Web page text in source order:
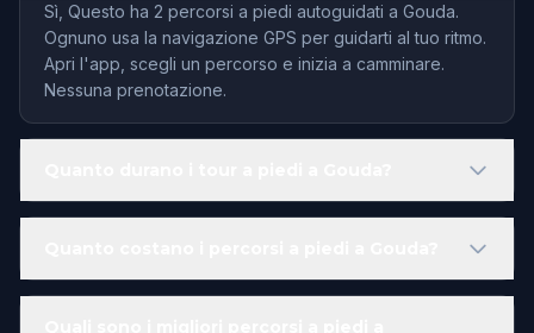
Sì, Questo ha 2 percorsi a piedi autoguidati a Gouda.
Ognuno usa la navigazione GPS per guidarti al tuo ritmo.
Apri l'app, scegli un percorso e inizia a camminare.
Nessuna prenotazione.